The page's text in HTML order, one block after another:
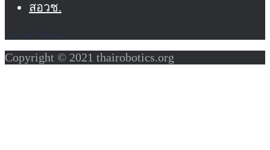
สอวช.
Copyright © 2021 thairobotics.org